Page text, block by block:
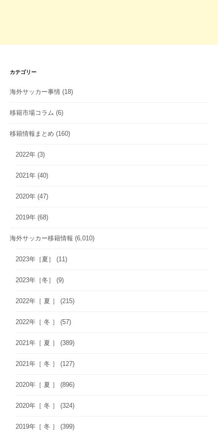
カテゴリー
海外サッカー事情 (18)
移籍市場コラム (6)
移籍情報まとめ (160)
2022年 (3)
2021年 (40)
2020年 (47)
2019年 (68)
海外サッカー移籍情報 (6,010)
2023年［夏］ (11)
2023年［冬］ (9)
2022年［ 夏 ］ (215)
2022年［ 冬 ］ (57)
2021年［ 夏 ］ (389)
2021年［ 冬 ］ (127)
2020年［ 夏 ］ (896)
2020年［ 冬 ］ (324)
2019年［ 冬 ］ (399)